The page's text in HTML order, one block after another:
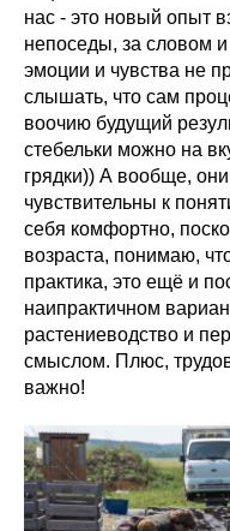
нас - это новый опыт
непоседы, за словом
эмоции и чувства не
слышать, что сам
воочию будущий
стебельки можно на
грядки)) А вообще,
чувствительны к
себя комфортно,
возраста, понимаю,
практика, это ещё и
наипрактичном
растениеводство и
смыслом. Плюс,
важно!